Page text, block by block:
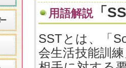
用語解説「
SSTとは、「
会生活技能訓